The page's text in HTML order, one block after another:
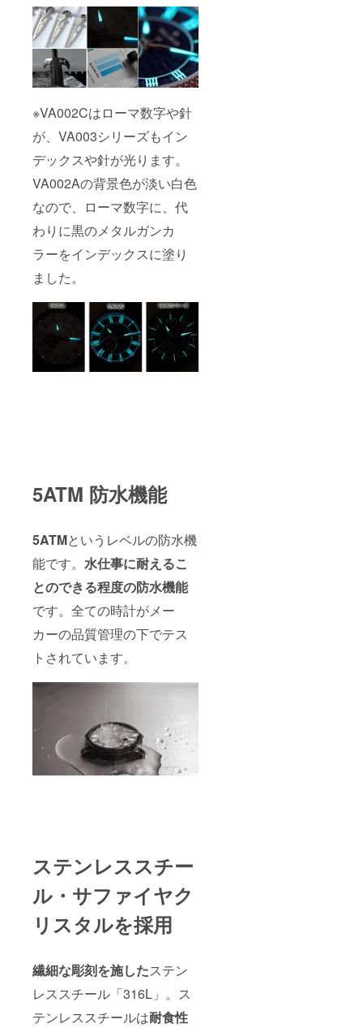
※VA002Cはローマ数字や針
が、VA003シリーズもイン
デックスや針が光ります。
VA002Aの背景色が淡い白色
なので、ローマ数字に、代
わりに黒のメタルガンカ
ラーをインデックスに塗り
ました。
5ATM 防水機能
5ATMというレベルの防水機
能です。 水仕事に耐えるこ
とのできる程度の防水機能
です。全ての時計がメー
カーの品質管理の下でテス
トされています。
ステンレススチー
ル・サファイヤク
リスタルを採用
繊細な彫刻を施したステン
レススチール「316L」。ス
テンレススチールは耐食性